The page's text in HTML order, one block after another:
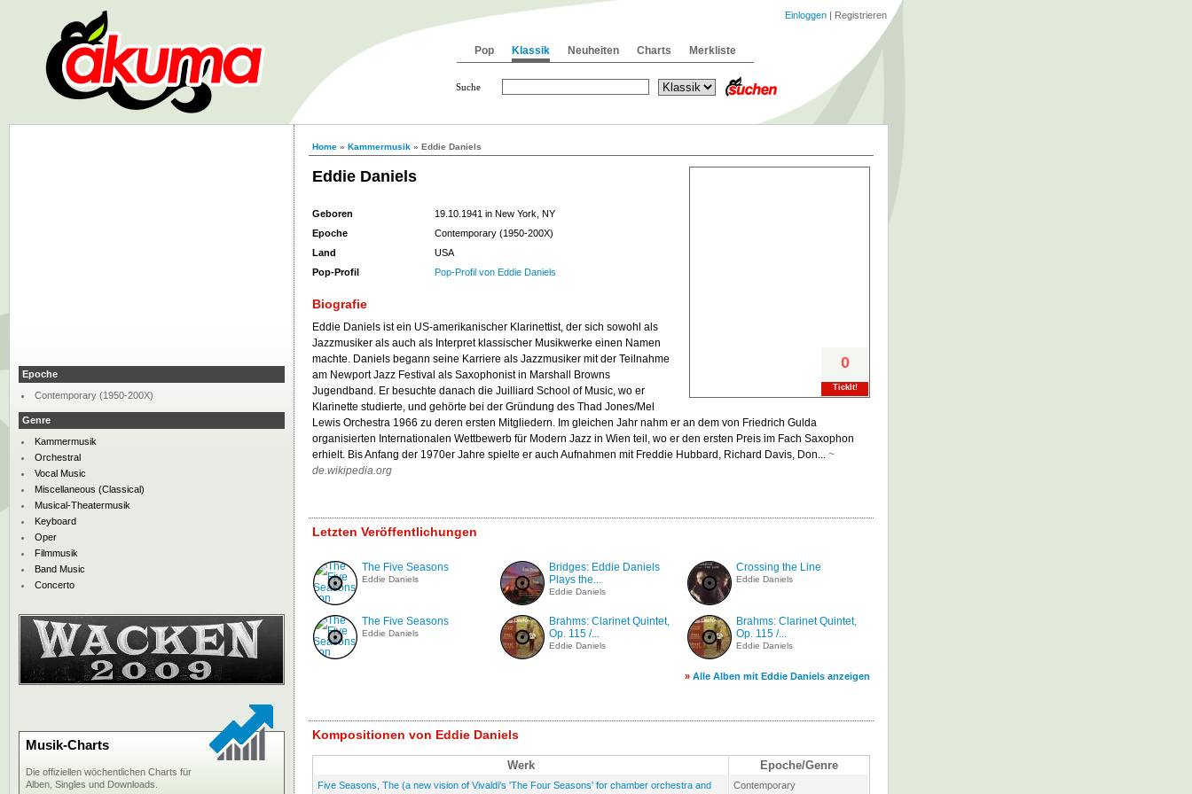
Home » Kammermusik » Eddie Daniels
Eddie Daniels
0
TickIt!
Geboren
19.10.1941 in New York, NY
Epoche
Contemporary (1950-200X)
Land
USA
Pop-Profil
Pop-Profil von Eddie Daniels
Biografie
Eddie Daniels ist ein US-amerikanischer Klarinettist, der sich sowohl als
Jazzmusiker als auch als Interpret klassischer Musikwerke einen Namen
machte. Daniels begann seine Karriere als Jazzmusiker mit der Teilnahme
am Newport Jazz Festival als Saxophonist in Marshall Browns
Jugendband. Er besuchte danach die Juilliard School of Music, wo er
Klarinette studierte, und gehörte bei der Gründung des Thad Jones/Mel
Lewis Orchestra 1966 zu deren ersten Mitgliedern. Im gleichen Jahr nahm er an dem von Friedrich Gulda
organisierten Internationalen Wettbewerb für Modern Jazz in Wien teil, wo er den ersten Preis im Fach Saxophon
erhielt. Bis Anfang der 1970er Jahre spielte er auch Aufnahmen mit Freddie Hubbard, Richard Davis, Don... ~
de.wikipedia.org
Letzten Veröffentlichungen
The Five Seasons
Eddie Daniels
Bridges: Eddie Daniels
Plays the...
Eddie Daniels
Crossing the Line
Eddie Daniels
The Five Seasons
Eddie Daniels
Brahms: Clarinet Quintet,
Op. 115 /...
Eddie Daniels
Brahms: Clarinet Quintet,
Op. 115 /...
Eddie Daniels
» Alle Alben mit Eddie Daniels anzeigen
Kompositionen von Eddie Daniels
Werk Epoche/Genre
Five Seasons, The (a new vision of Vivaldi's 'The Four Seasons' for chamber orchestra and
Contemporary
Epoche
Contemporary (1950-200X)
Genre
Kammermusik
Orchestral
Vocal Music
Miscellaneous (Classical)
Musical-Theatermusik
Keyboard
Oper
Filmmusik
Band Music
Concerto
Musik-Charts
Die offiziellen wöchentlichen Charts für
Alben, Singles und Downloads.
Pop Klassik Neuheiten Charts Merkliste
Einloggen | Registrieren
Suche